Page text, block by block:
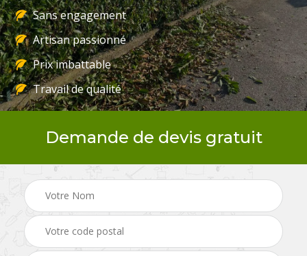
Sans engagement
Artisan passionné
Prix imbattable
Travail de qualité
Demande de devis gratuit